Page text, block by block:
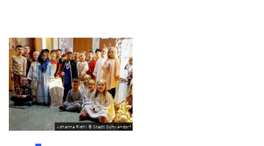
Johanna Riehl © Stadt Schwandorf